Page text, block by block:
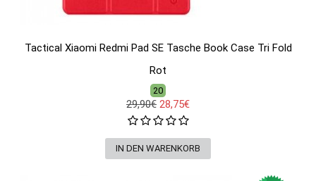
Tactical Xiaomi Redmi Pad SE Tasche Book Case Tri Fold
Rot
20
29,90€ 28,75€